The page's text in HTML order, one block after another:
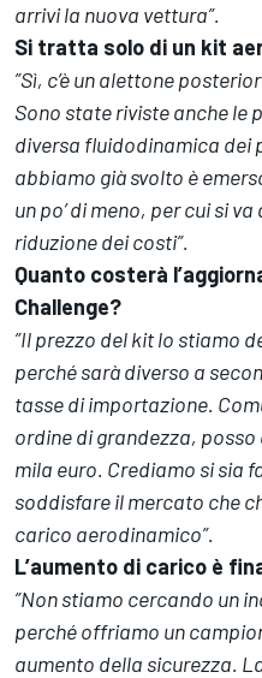
arrivi la nuova vettura”.
Si tratta solo di un kit
”Sì, c’è un alettone
Sono state riviste anche le
diversa fluidodinamica dei
abbiamo già svolto è
un po’ di meno, per cui si
riduzione dei costi”.
Quanto costerà
Challenge?
”Il prezzo del kit lo stiamo
perché sarà diverso a
tasse di importazione.
ordine di grandezza,
mila euro. Crediamo si sia
soddisfare il mercato che
carico aerodinamico”.
L’aumento di carico è
”Non stiamo cercando un
perché offriamo un
aumento della sicurezza.